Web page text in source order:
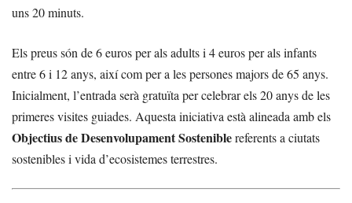
uns 20 minuts.
Els preus són de 6 euros per als adults i 4 euros per als infants
entre 6 i 12 anys, així com per a les persones majors de 65 anys.
Inicialment, l’entrada serà gratuïta per celebrar els 20 anys de les
primeres visites guiades. Aquesta iniciativa està alineada amb els
Objectius de Desenvolupament Sosteniblereferents a ciutats
sostenibles i vida d’ecosistemes terrestres.